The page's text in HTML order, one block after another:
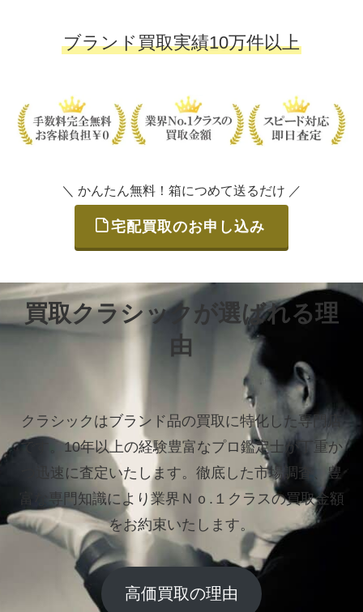
ブランド買取実績10万件以上
＼ かんたん無料！箱につめて送るだけ ／
宅配買取のお申し込み
買取クラシックが選ばれる理
由
クラシックはブランド品の買取に特化した専門店
です。10年以上の経験豊富なプロ鑑定士が丁重か
つ迅速に査定いたします。 徹底した市場調査、豊
富な専門知識により業界Ｎｏ.１クラスの買取金額
をお約束いたします。
高価買取の理由